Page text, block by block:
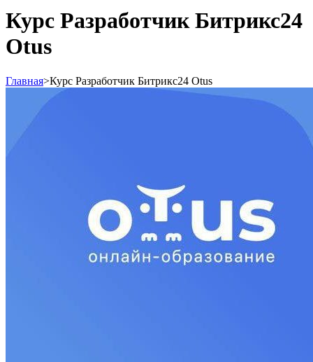
Курс Разработчик Битрикс24
Otus
Главная>Курс Разработчик Битрикс24 Otus